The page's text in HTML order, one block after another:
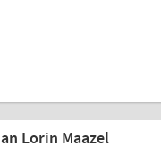
Lorin Maazel